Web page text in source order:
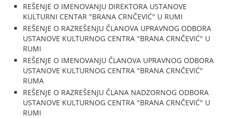
REŠENJE O IMENOVANJU DIREKTORA USTANOVE
KULTURNI CENTAR "BRANA CRNČEVIĆ" U RUMI
REŠENJE O RAZREŠENJU ČLANOVA UPRAVNOG ODBORA
USTANOVE KULTURNOG CENTRA "BRANA CRNČEVIĆ" U
RUMI
REŠENJE O IMENOVANJU ČLANOVA UPRAVNOG ODBORA
USTANOVE KULTURNOG CENTRA "BRANA CRNČEVIĆ"
RUMA
REŠENJE O RAZREŠENJU ČLANA NADZORNOG ODBORA
USTANOVE KULTURNOG CENTRA "BRANA CRNČEVIĆ" U
RUMI